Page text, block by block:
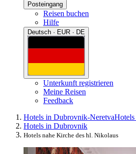
Posteingang
Reisen buchen
Hilfe
Deutsch · EUR · DE
Unterkunft registrieren
Meine Reisen
Feedback
Hotels in Dubrovnik-Neretva
Hotels in Dubrovnik
Hotels nahe Kirche des hl. Nikolaus